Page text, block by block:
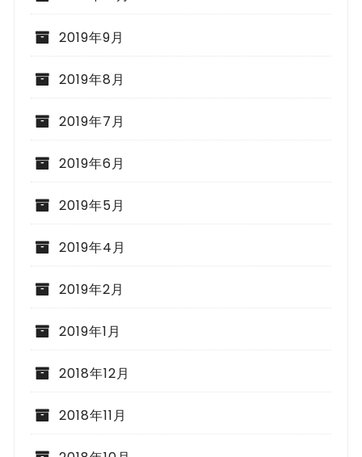
2019年9月
2019年8月
2019年7月
2019年6月
2019年5月
2019年4月
2019年2月
2019年1月
2018年12月
2018年11月